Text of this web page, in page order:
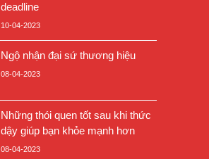
deadline
10-04-2023
Ngộ nhận đại sứ thương hiệu
08-04-2023
Những thói quen tốt sau khi thức
dậy giúp bạn khỏe mạnh hơn
08-04-2023